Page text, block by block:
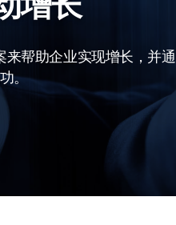
帮助企业实现增长，并通
。